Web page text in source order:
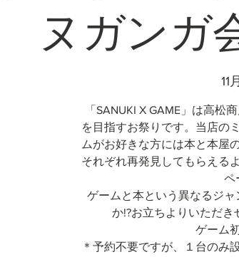
ヌガンガ
11
「SANUKI X GAME」は高松
を目指すお祭りです。当店の
ムがお好きな方には本と本屋
それぞれ再発見してもらえる
ペ
ゲームと本という異なるジ
か!?お立ちよりいただき
ゲーム
＊予約不要ですが、１台のみ